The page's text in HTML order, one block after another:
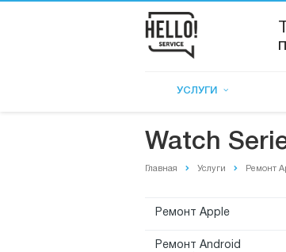
УСЛУГИ
Watch
Главная Услуги Ремонт
Ремонт Apple
Ремонт Android